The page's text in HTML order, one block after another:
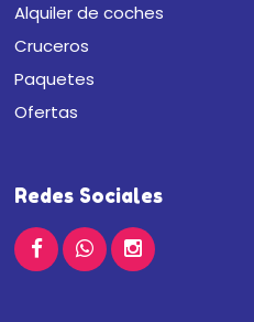
Alquiler de coches
Cruceros
Paquetes
Ofertas
Redes Sociales